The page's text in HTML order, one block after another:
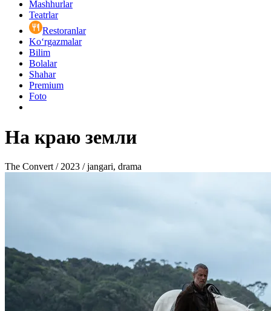
Mashhurlar
Teatrlar
Restoranlar
Ko‘rgazmalar
Bilim
Bolalar
Shahar
Premium
Foto
На краю земли
The Convert / 2023 / jangari, drama